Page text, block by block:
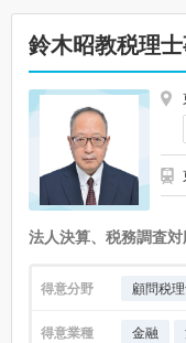
鈴木昭教税理
法人決算、税務調査
得意分野 顧問税
得意業種 金融